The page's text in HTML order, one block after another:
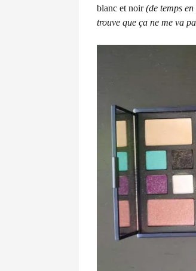
blanc et noir(de temps en
trouve que ça ne me va